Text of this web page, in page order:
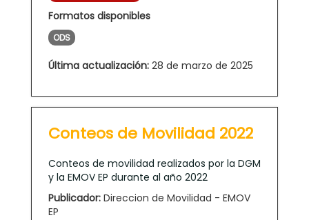
Formatos disponibles
ODS
Última actualización: 28 de marzo de 2025
Conteos de Movilidad 2022
Conteos de movilidad realizados por la DGM
y la EMOV EP durante al año 2022
Publicador: Direccion de Movilidad - EMOV
EP